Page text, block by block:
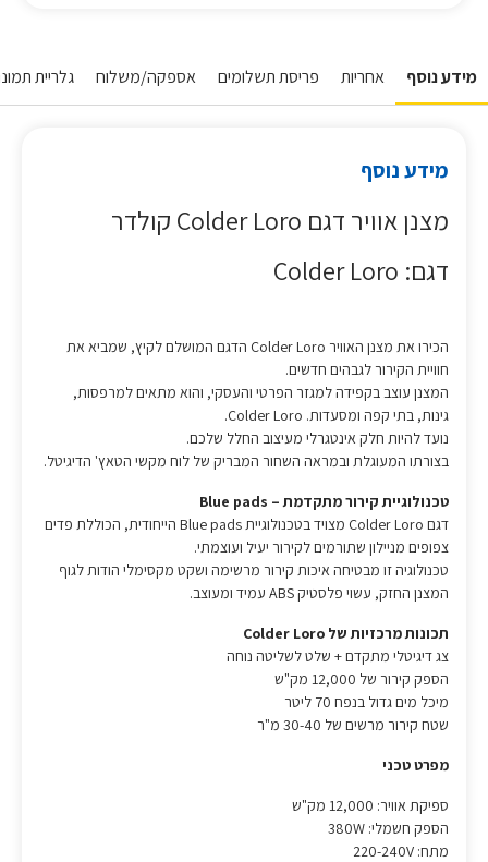
מידע נוסף אחריות פריסת תשלומים אספקה/משלוח גלריית
מידע נוסף
מצנן אוויר דגם Colder Loro קולדר
דגם: Colder Loro
הכירו את מצנן האוויר Colder Loro הדגם המושלם לקיץ, שמביא את
חוויית הקירור לגבהים חדשים.
המצנן עוצב בקפידה למגזר הפרטי והעסקי, והוא מתאים למרפסות,
גינות, בתי קפה ומסעדות. Colder Loro.
נועד להיות חלק אינטגרלי מעיצוב החלל שלכם.
בצורתו המעוגלת ובמראה השחור המבריק של לוח מקשי הטאץ' הדיגיטל.
טכנולוגיית קירור מתקדמת – Blue pads
דגם Colder Loro מצויד בטכנולוגיית Blue pads הייחודית, הכוללת פדים
צפופים מניילון שתורמים לקירור יעיל ועוצמתי.
טכנולוגיה זו מבטיחה איכות קירור מרשימה ושקט מקסימלי הודות לגוף
המצנן החזק, עשוי פלסטיק ABS עמיד ומעוצב.
תכונות מרכזיות של Colder Loro
צג דיגיטלי מתקדם + שלט לשליטה נוחה
הספק קירור של 12,000 מק"ש
מיכל מים גדול בנפח 70 ליטר
שטח קירור מרשים של 30-40 מ"ר
מפרט טכני
ספיקת אוויר: 12,000 מק"ש
הספק חשמלי: 380W
מתח: 220-240V